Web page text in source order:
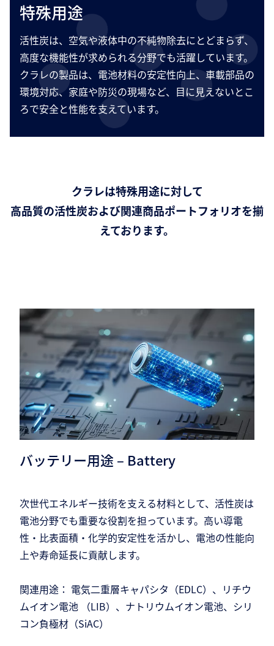
特殊用途
活性炭は、空気や液体中の不純物除去にとどまらず、
高度な機能性が求められる分野でも活躍しています。
クラレの製品は、電池材料の安定性向上、車載部品の
環境対応、家庭や防災の現場など、目に見えないとこ
ろで安全と性能を支えています。
クラレは特殊用途に対して
高品質の活性炭および関連商品ポートフォリオを揃
えております。
バッテリー用途 – Battery
次世代エネルギー技術を支える材料として、活性炭は
電池分野でも重要な役割を担っています。高い導電
性・比表面積・化学的安定性を活かし、電池の性能向
上や寿命延長に貢献します。
関連用途： 電気二重層キャパシタ（EDLC）、リチウ
ムイオン電池 （LIB）、ナトリウムイオン電池、シリ
コン負極材（SiAC）